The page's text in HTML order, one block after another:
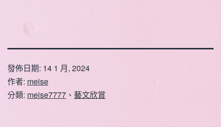
發佈日期: 14 1 月, 2024
作者: meise
分類: meise7777 、 藝文欣賞